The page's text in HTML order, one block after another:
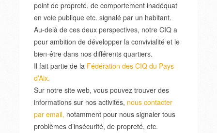
point de propreté, de comportement inadéquat
en voie publique etc. signalé par un habitant.
Au-delà de ces deux perspectives, notre CIQ a
pour ambition de développer la convivialité et le
bien-être dans nos différents quartiers.
Il fait partie de la Fédération des CIQ du Pays
d’Aix.
Sur notre site web, vous pouvez trouver des
informations sur nos activités, nous contacter
par email, notamment pour nous signaler tous
problèmes d’insécurité, de propreté, etc.